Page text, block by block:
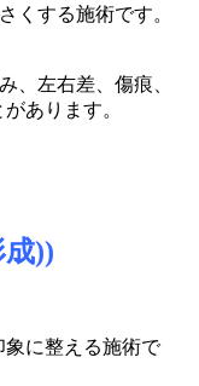
くする施術です。
、左右差、傷痕、
あります。
))
に整える施術で